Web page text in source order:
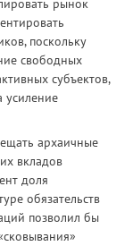
рынок
поскольку
свободных
субъектов,
усиление
архаичные
вкладов
доля
обязательств
позволил бы